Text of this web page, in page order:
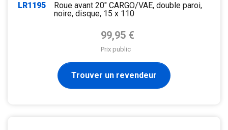
LR1195
Roue avant 20" CARGO/VAE, double paroi,
noire, disque, 15 x 110
Prix de base
99,95 €
Prix public
Trouver un revendeur